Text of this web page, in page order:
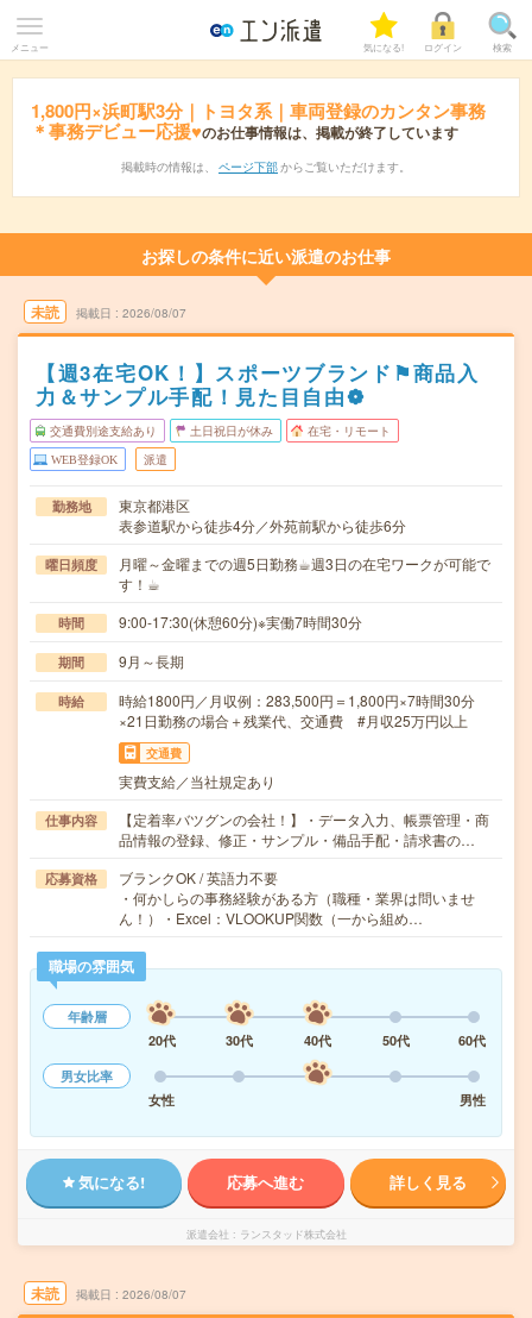
メニュー 気になる! ログイン 検索
1,800円×浜町駅3分｜トヨタ系｜車両登録のカンタン事務
＊事務デビュー応援♥のお仕事情報は、掲載が終了しています
掲載時の情報は、 ページ下部 からご覧いただけます。
お探しの条件に近い派遣のお仕事
未読 掲載日 2026/08/07
【週3在宅OK！】スポーツブランド⚑商品入
力＆サンプル手配！見た目自由❁
交通費別途支給あり 土日祝日が休み 在宅・リモート
WEB登録OK 派遣
勤務地
東京都港区
表参道駅から徒歩4分／外苑前駅から徒歩6分
曜日頻度
月曜～金曜までの週5日勤務☕︎週3日の在宅ワークが可能で
す！☕︎
時間 9:00-17:30(休憩60分)※実働7時間30分
期間 9月～長期
時給
時給1800円／月収例：283,500円＝1,800円×7時間30分
×21日勤務の場合＋残業代、交通費 #月収25万円以上
交通費
実費支給／当社規定あり
仕事内容
【定着率バツグンの会社！】・データ入力、帳票管理・商
品情報の登録、修正・サンプル・備品手配・請求書の…
応募資格
ブランクOK / 英語力不要
・何かしらの事務経験がある方（職種・業界は問いませ
ん！）・Excel：VLOOKUP関数（一から組め…
職場の雰囲気
年齢層
20代
30代 40代 50代
60代
男女比率
女性
男性
気になる! 応募へ進む 詳しく見る
派遣会社 ランスタッド株式会社
未読 掲載日 2026/08/07